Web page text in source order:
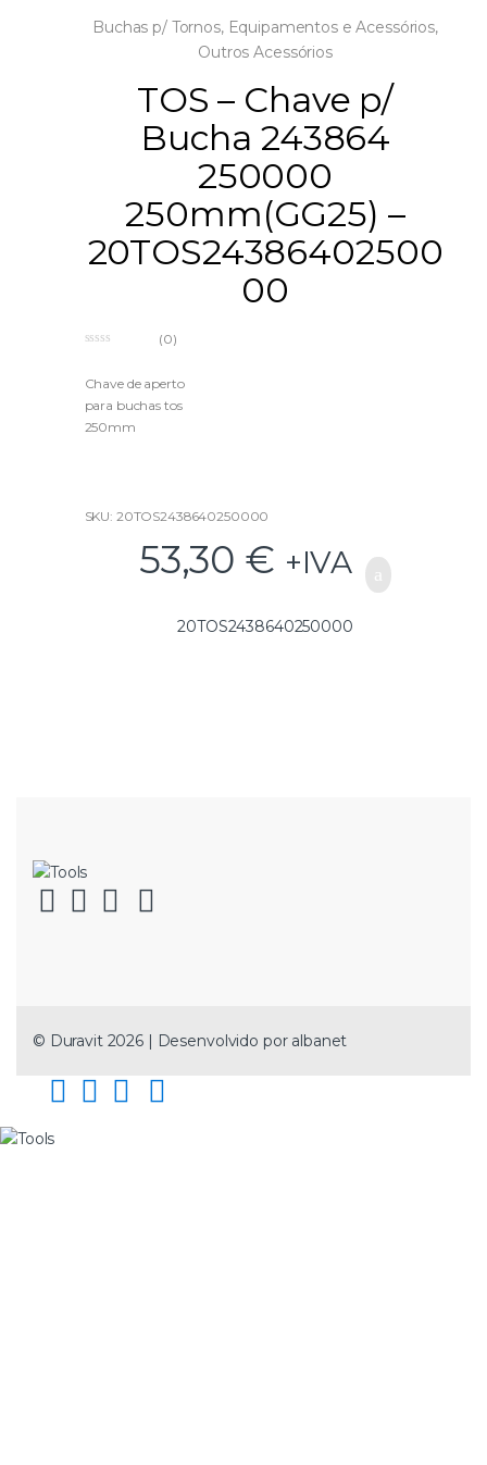
Buchas p/ Tornos, Equipamentos e Acessórios,
Outros Acessórios
TOS – Chave p/
Bucha 243864
250000
250mm(GG25) –
20TOS24386402500
00
u
o
f
5
(0)
Chave de aperto
para buchas tos
250mm
SKU: 20TOS2438640250000
53,30 € +IVA
20TOS2438640250000
© Duravit 2026 | Desenvolvido por albanet